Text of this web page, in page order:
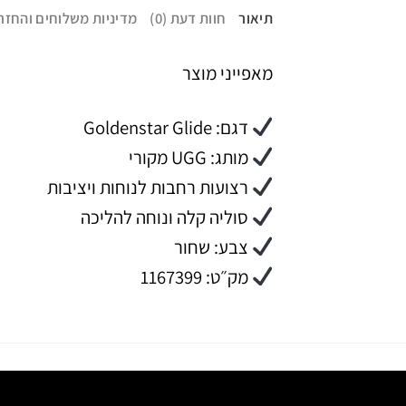
תיאור חוות דעת (0) מדיניות משלוחים
מאפייני מוצר
דגם: Goldenstar Glide
מותג: UGG מקורי
רצועות רחבות לנוחות ויציבות
סוליה קלה ונוחה להליכה
צבע: שחור
מק״ט: 1167399